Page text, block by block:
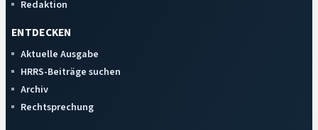
Redaktion
ENTDECKEN
Aktuelle Ausgabe
HRRS-Beiträge suchen
Archiv
Rechtsprechung